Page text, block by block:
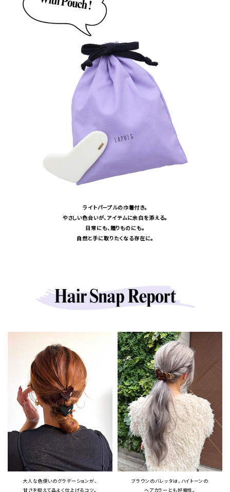
ライトパープルの巾着付き。
やさしい色合いが、アイテムに余白を添える。
日常にも、贈りものにも。
自然と手に取りたくなる存在に。
大人な色使いのグラデーションが、
甘さを抑えて品よく仕上げるコツ。
ブラウンのバレッタは、ハイトーンの
ヘアカラーとも好相性。